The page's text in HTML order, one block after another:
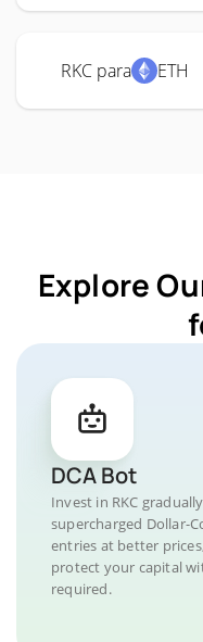
RKC para ETH
Explore
DCA Bot
Invest in RKC
supercharged Dollar-
entries at better
protect your capital
required.